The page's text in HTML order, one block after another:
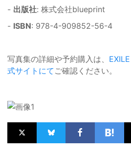
- 出版社: 株式会社blueprint
- ISBN: 978-4-909852-56-4
写真集の詳細や予約購入は、
式サイトにて ご確認ください。